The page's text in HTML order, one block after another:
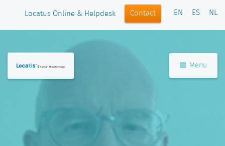
Locatus Online & Helpdesk Contact EN ES NL
Menu